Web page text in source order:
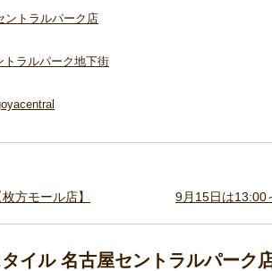
ントラルパーク店
ラルパーク地下街
方モール店】 9月15日は13:00
イル 名古屋セントラルパーク